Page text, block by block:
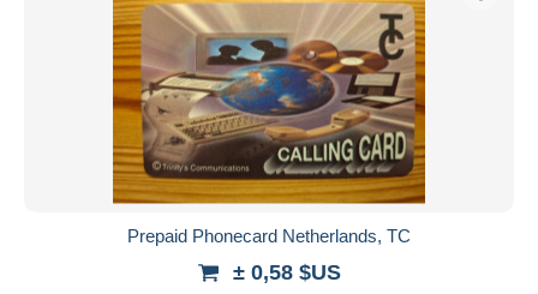
Prepaid Phonecard Netherlands, TC
± 0,58 $US